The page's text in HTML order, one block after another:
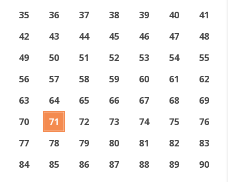
35
36 37 38 39 40
41
42
43 44 45 46 47
48
49
50 51 52 53 54
55
56
57 58 59 60 61
62
63
64 65 66 67 68
69
70
71 72 73 74 75
76
77
78 79 80 81 82
83
84
85 86 87 88 89
90